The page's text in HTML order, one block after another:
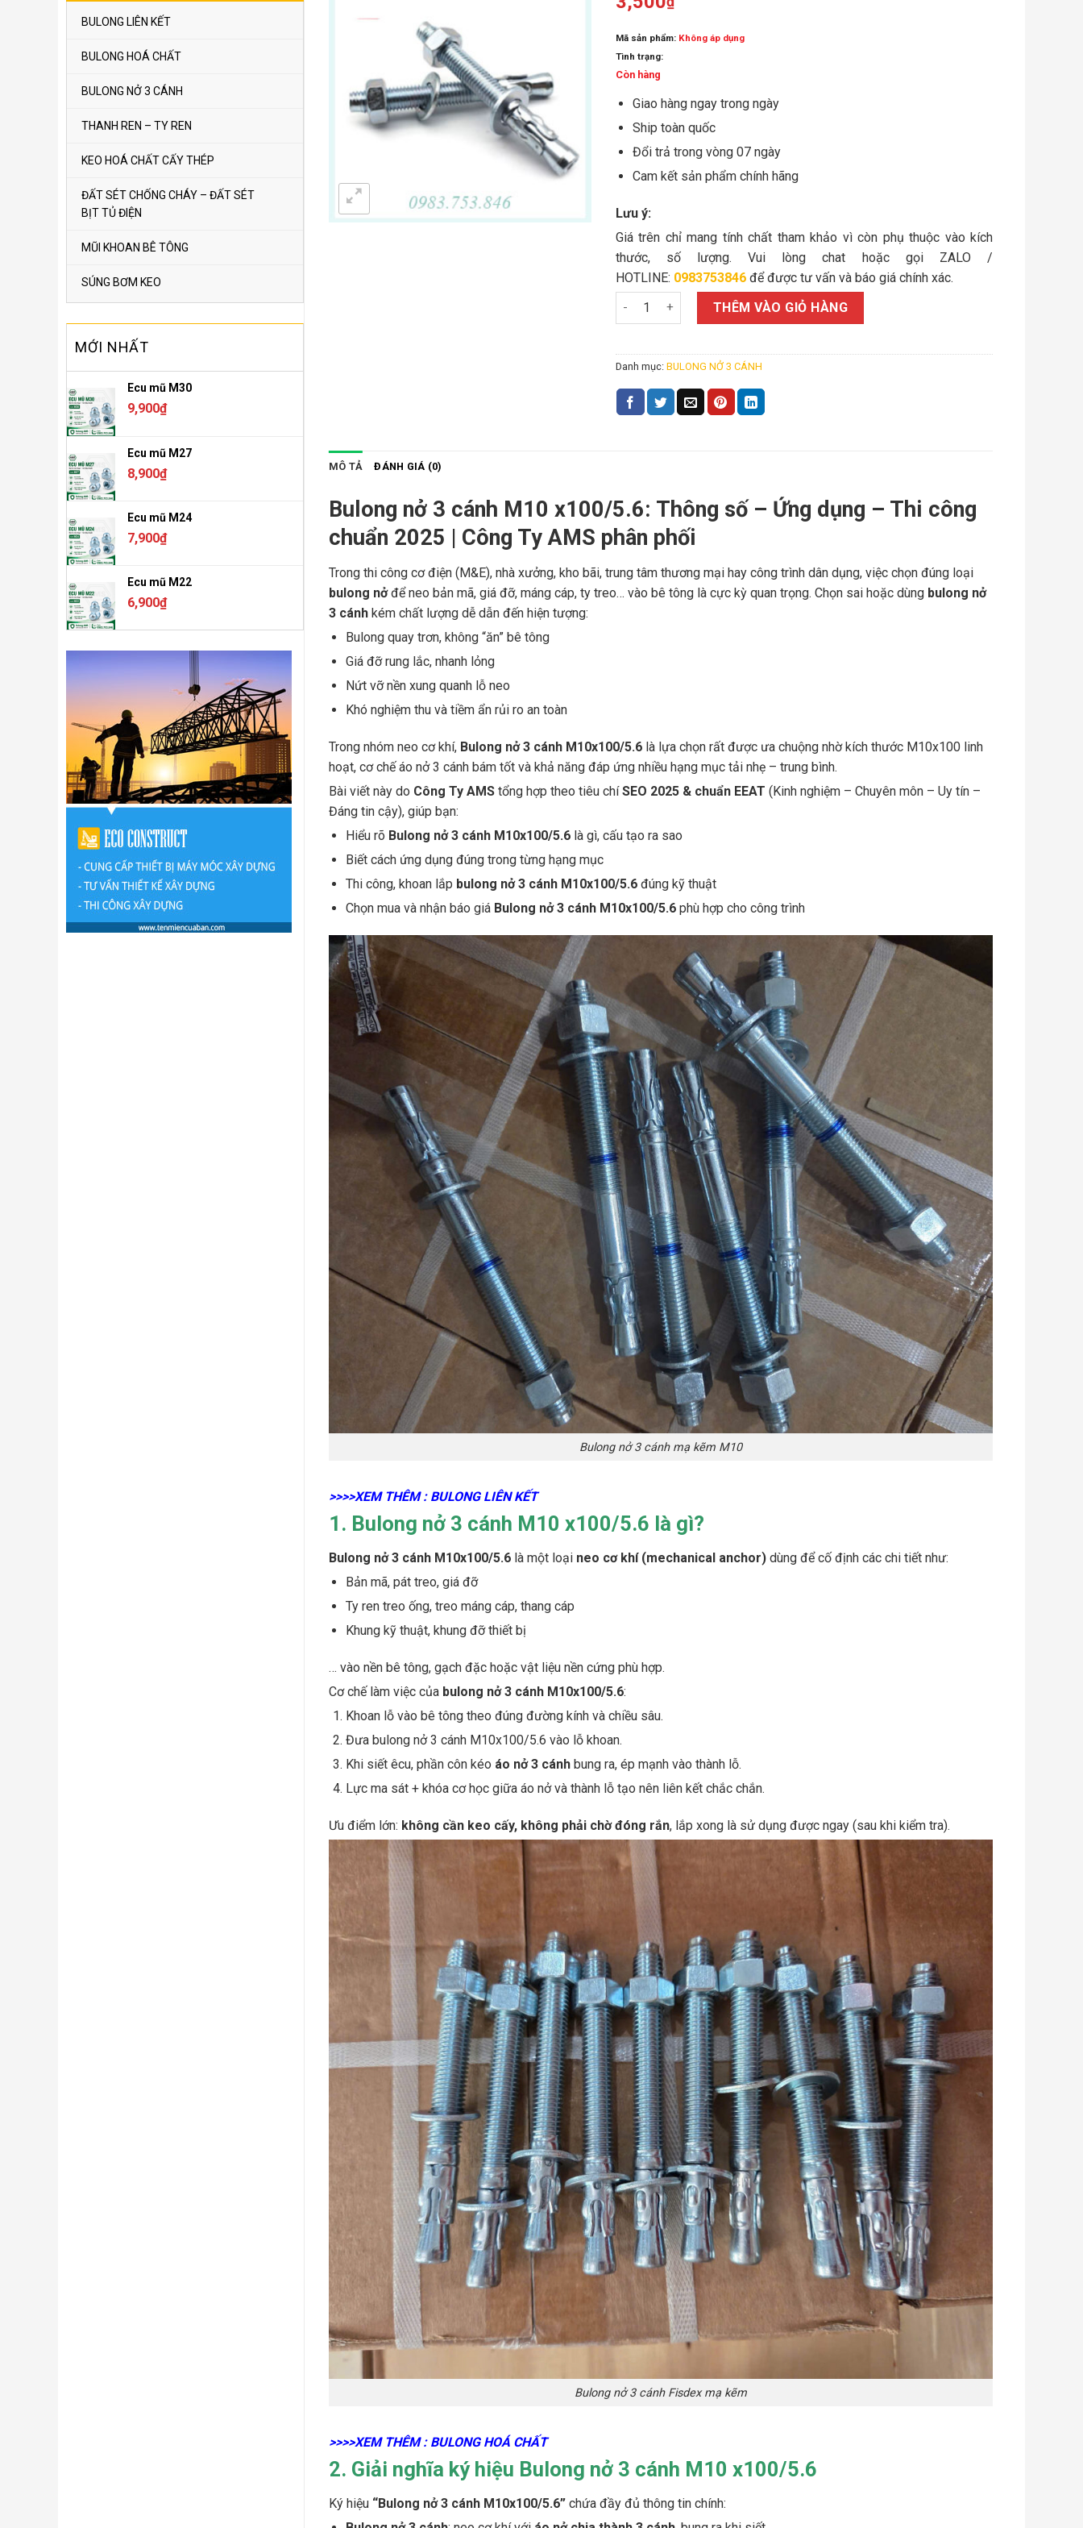
BULONG LIÊN KẾT
BULONG HOÁ CHẤT
BULONG NỞ 3 CÁNH
THANH REN – TY REN
KEO HOÁ CHẤT CẤY THÉP
ĐẤT SÉT CHỐNG CHÁY – ĐẤT SÉT
BỊT TỦ ĐIỆN
MŨI KHOAN BÊ TÔNG
SÚNG BƠM KEO
MỚI NHẤT
Ecu mũ M30
9,900₫
Ecu mũ M27
8,900₫
Ecu mũ M24
7,900₫
Ecu mũ M22
6,900₫
Mã sản phẩm: Không áp dụng
Tình trạng:
Còn hàng
Giao hàng ngay trong ngày
Ship toàn quốc
Đổi trả trong vòng 07 ngày
Cam kết sản phẩm chính hãng
Lưu ý:
Giá trên chỉ mang tính chất tham khảo vì còn phụ thuộc vào kích
thước, số lượng. Vui lòng chat hoặc gọi ZALO /
HOTLINE: 0983753846để được tư vấn và báo giá chính xác.
Bulong nở 3 cánh Fisdex M10x100/5.6 số lượng
THÊM VÀO GIỎ HÀNG
Danh mục: BULONG NỞ 3 CÁNH
MÔ TẢ ĐÁNH GIÁ (0)
Bulong nở 3 cánh M10 x100/5.6: Thông số – Ứng dụng – Thi công
chuẩn 2025 | Công Ty AMS phân phối
Trong thi công cơ điện (M&E), nhà xưởng, kho bãi, trung tâm thương mại hay công trình dân dụng, việc chọn đúng loại
bulong nởđể neo bản mã, giá đỡ, máng cáp, ty treo… vào bê tông là cực kỳ quan trọng. Chọn sai hoặc dùng bulong nở
3 cánh kém chất lượng dễ dẫn đến hiện tượng:
Bulong quay trơn, không “ăn” bê tông
Giá đỡ rung lắc, nhanh lỏng
Nứt vỡ nền xung quanh lỗ neo
Khó nghiệm thu và tiềm ẩn rủi ro an toàn
Trong nhóm neo cơ khí, Bulong nở 3 cánh M10x100/5.6 là lựa chọn rất được ưa chuộng nhờ kích thước M10x100 linh
hoạt, cơ chế áo nở 3 cánh bám tốt và khả năng đáp ứng nhiều hạng mục tải nhẹ – trung bình.
Bài viết này do Công Ty AMS tổng hợp theo tiêu chíSEO 2025 & chuẩn EEAT (Kinh nghiệm – Chuyên môn – Uy tín –
Đáng tin cậy), giúp bạn:
Hiểu rõ Bulong nở 3 cánh M10x100/5.6là gì, cấu tạo ra sao
Biết cách ứng dụng đúng trong từng hạng mục
Thi công, khoan lắp bulong nở 3 cánh M10x100/5.6đúng kỹ thuật
Chọn mua và nhận báo giá Bulong nở 3 cánh M10x100/5.6phù hợp cho công trình
Bulong nở 3 cánh mạ kẽm M10
>>>>XEM THÊM : BULONG LIÊN KẾT
1. Bulong nở 3 cánh M10 x100/5.6 là gì?
Bulong nở 3 cánh M10x100/5.6 là một loại neo cơ khí (mechanical anchor) dùng để cố định các chi tiết như:
Bản mã, pát treo, giá đỡ
Ty ren treo ống, treo máng cáp, thang cáp
Khung kỹ thuật, khung đỡ thiết bị
… vào nền bê tông, gạch đặc hoặc vật liệu nền cứng phù hợp.
Cơ chế làm việc của bulong nở 3 cánh M10x100/5.6:
Khoan lỗ vào bê tông theo đúng đường kính và chiều sâu.
Đưa bulong nở 3 cánh M10x100/5.6 vào lỗ khoan.
Khi siết êcu, phần côn kéo áo nở 3 cánhbung ra, ép mạnh vào thành lỗ.
Lực ma sát + khóa cơ học giữa áo nở và thành lỗ tạo nên liên kết chắc chắn.
Ưu điểm lớn: không cần keo cấy, không phải chờ đóng rắn, lắp xong là sử dụng được ngay (sau khi kiểm tra).
Bulong nở 3 cánh Fisdex mạ kẽm
>>>>XEM THÊM : BULONG HOÁ CHẤT
2. Giải nghĩa ký hiệu Bulong nở 3 cánh M10 x100/5.6
Ký hiệu “Bulong nở 3 cánh M10x100/5.6” chứa đầy đủ thông tin chính: